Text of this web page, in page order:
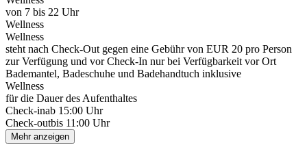
von 7 bis 22 Uhr
Wellness
Wellness
steht nach Check-Out gegen eine Gebühr von EUR 20 pro Person
zur Verfügung und vor Check-In nur bei Verfügbarkeit vor Ort
Bademantel, Badeschuhe und Badehandtuch inklusive
Wellness
für die Dauer des Aufenthaltes
Check-inab 15:00 Uhr
Check-outbis 11:00 Uhr
Mehr anzeigen